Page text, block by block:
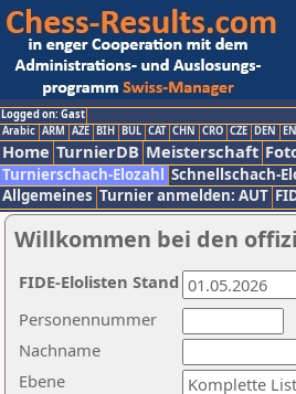
Logged on: Gast
Arabic ARM AZE BIH BUL CAT CHN CRO CZE DEN
Home TurnierDB Meisterschaft
Turnierschach-Elozahl Schnellschach-
Allgemeines Turnier anmelden: AUT
Willkommen bei den
Nachname
Ebene
Personennummer
FIDE-Elolisten Stand